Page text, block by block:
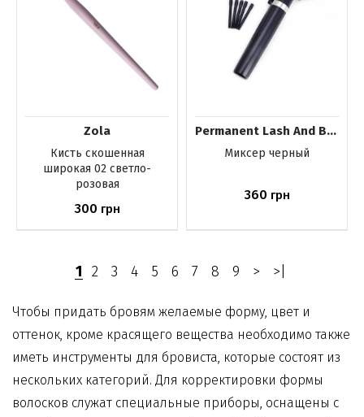
Zola
Кисть скошенная
широкая 02 светло-
розовая
300 грн
Permanent Lash And Brow
Миксер черный
360 грн
1 2 3 4 5 6 7 8 9 > >|
Чтобы придать бровям желаемые форму, цвет и
оттенок, кроме красящего вещества необходимо также
иметь инструменты для бровиста, которые состоят из
нескольких категорий. Для корректировки формы
волосков служат специальные приборы, оснащены с